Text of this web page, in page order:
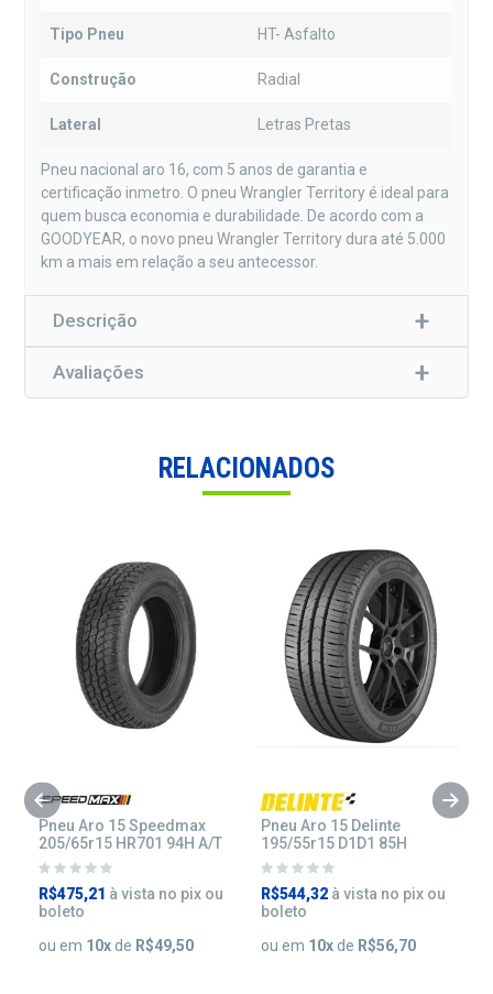
Tipo Pneu HT- Asfalto
Construção Radial
Lateral Letras Pretas
Pneu nacional aro 16, com 5 anos de garantia e
certificação inmetro. O pneu Wrangler Territory é ideal para
quem busca economia e durabilidade. De acordo com a
GOODYEAR, o novo pneu Wrangler Territory dura até 5.000
km a mais em relação a seu antecessor.
Descrição
Avaliações
RELACIONADOS
Pneu Aro 15 Speedmax
205/65r15 HR701 94H A/T
R$475,21 à vista no pix ou
boleto
ou em 10xde R$49,50
Pneu Aro 15 Delinte
195/55r15 D1D1 85H
R$544,32 à vista no pix ou
boleto
ou em 10xde R$56,70